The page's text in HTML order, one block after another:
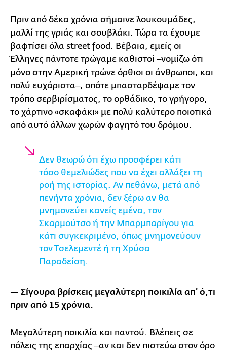
Πριν από δέκα χρόνια σήμαινε λουκουμάδες,
μαλλί της γριάς και σουβλάκι. Τώρα τα έχουμε
βαφτίσει όλα street food. Βέβαια, εμείς οι
Έλληνες πάντοτε τρώγαμε καθιστοί ‒νομίζω ότι
μόνο στην Αμερική τρώνε όρθιοι οι άνθρωποι, και
πολύ ευχάριστα‒, οπότε μπασταρδέψαμε τον
τρόπο σερβιρίσματος, το ορθάδικο, το γρήγορο,
το χάρτινο «σκαφάκι» με πολύ καλύτερο ποιοτικά
από αυτό άλλων χωρών φαγητό του δρόμου.
Δεν θεωρώ ότι έχω προσφέρει κάτι
τόσο θεμελιώδες που να έχει αλλάξει τη
ροή της ιστορίας. Αν πεθάνω, μετά από
πενήντα χρόνια, δεν ξέρω αν θα
μνημονεύει κανείς εμένα, τον
Σκαρμούτσο ή την Μπαρμπαρίγου για
κάτι συγκεκριμένο, όπως μνημονεύουν
τον Τσελεμεντέ ή τη Χρύσα
Παραδείση.
— Σίγουρα βρίσκεις μεγαλύτερη ποικιλία απ’ ό,τι
πριν από 15 χρόνια.
Μεγαλύτερη ποικιλία και παντού. Βλέπεις σε
πόλεις της επαρχίας ‒αν και δεν πιστεύω στον όρο